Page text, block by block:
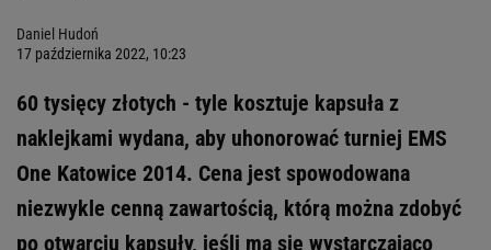
Daniel Hudoń
17 października 2022, 10:23
60 tysięcy złotych - tyle kosztuje kapsuła z
naklejkami wydana, aby uhonorować turniej EMS
One Katowice 2014. Cena jest spowodowana
niezwykle cenną zawartością, którą można zdobyć
po otwarciu kapsuły, jeśli ma się wystarczająco